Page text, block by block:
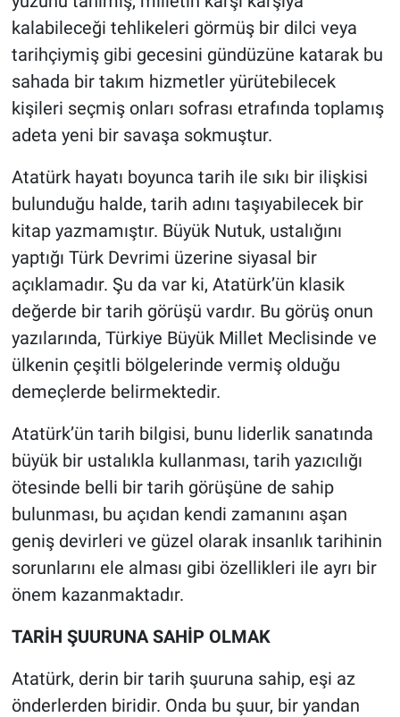
kalabileceği tehlikeleri görmüş bir dilci veya
tarihçiymiş gibi gecesini gündüzüne katarak bu
sahada bir takım hizmetler yürütebilecek
kişileri seçmiş onları sofrası etrafında toplamış
adeta yeni bir savaşa sokmuştur.
Atatürk hayatı boyunca tarih ile sıkı bir ilişkisi
bulunduğu halde, tarih adını taşıyabilecek bir
kitap yazmamıştır. Büyük Nutuk, ustalığını
yaptığı Türk Devrimi üzerine siyasal bir
açıklamadır. Şu da var ki, Atatürk’ün klasik
değerde bir tarih görüşü vardır. Bu görüş onun
yazılarında, Türkiye Büyük Millet Meclisinde ve
ülkenin çeşitli bölgelerinde vermiş olduğu
demeçlerde belirmektedir.
Atatürk’ün tarih bilgisi, bunu liderlik sanatında
büyük bir ustalıkla kullanması, tarih yazıcılığı
ötesinde belli bir tarih görüşüne de sahip
bulunması, bu açıdan kendi zamanını aşan
geniş devirleri ve güzel olarak insanlık tarihinin
sorunlarını ele alması gibi özellikleri ile ayrı bir
önem kazanmaktadır.
TARİH ŞUURUNA SAHİP OLMAK
Atatürk, derin bir tarih şuuruna sahip, eşi az
önderlerden biridir. Onda bu şuur, bir yandan